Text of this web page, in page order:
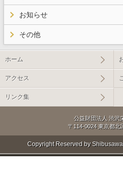
お知らせ
その他
ホーム
アクセス
リンク集
公益財団法人 渋沢
〒114-0024 東京都北
Copyright Reserved by